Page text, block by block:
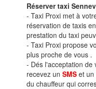
Réserver taxi
- Taxi Proxi met à
réservation de taxis
prestation du taxi
- Taxi Proxi propose
plus proche de vous .
- Dés l'acceptation de
recevez un SMS et un
du chauffeur qui